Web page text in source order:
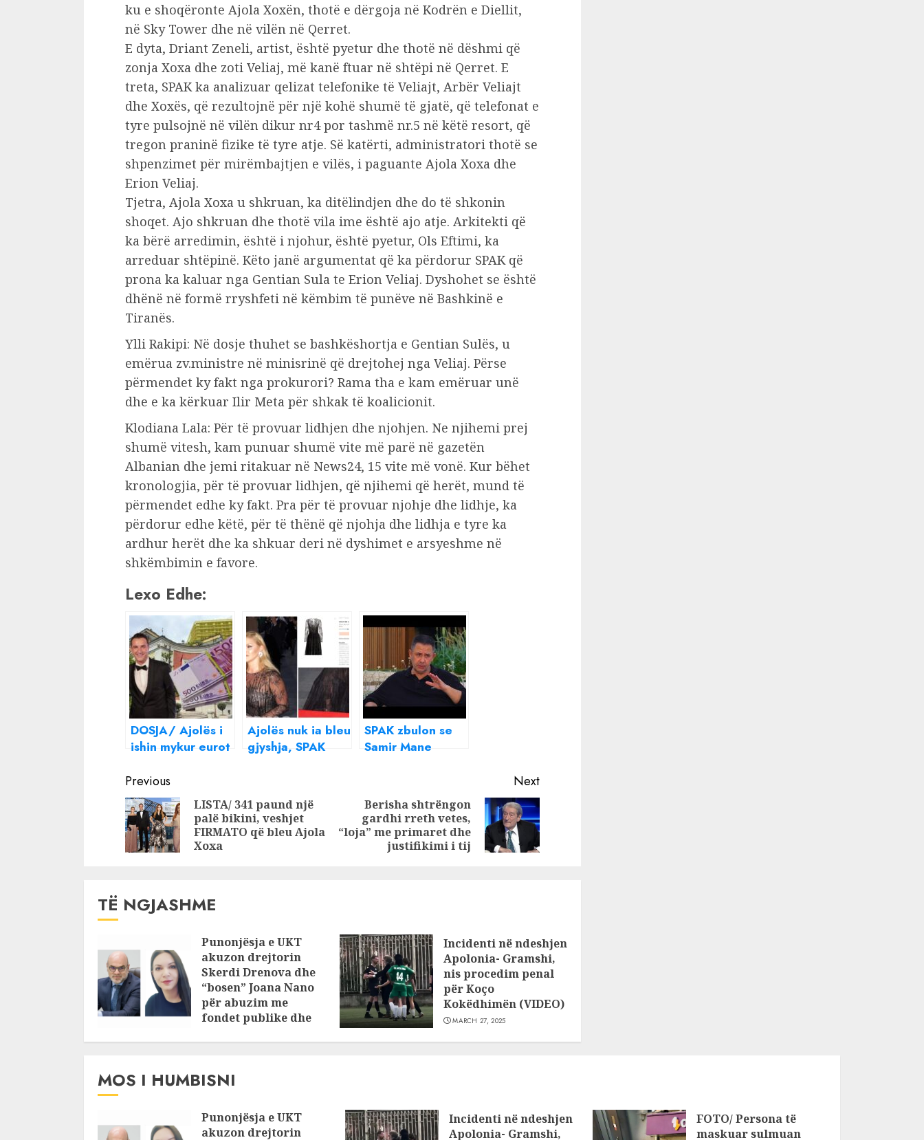
ku e shoqëronte Ajola Xoxën, thotë e dërgoja në Kodrën e Diellit,
në Sky Tower dhe në vilën në Qerret.
E dyta, Driant Zeneli, artist, është pyetur dhe thotë në dëshmi që
zonja Xoxa dhe zoti Veliaj, më kanë ftuar në shtëpi në Qerret. E
treta, SPAK ka analizuar qelizat telefonike të Veliajt, Arbër Veliajt
dhe Xoxës, që rezultojnë për një kohë shumë të gjatë, që telefonat e
tyre pulsojnë në vilën dikur nr4 por tashmë nr.5 në këtë resort, që
tregon praninë fizike të tyre atje. Së katërti, administratori thotë se
shpenzimet për mirëmbajtjen e vilës, i paguante Ajola Xoxa dhe
Erion Veliaj.
Tjetra, Ajola Xoxa u shkruan, ka ditëlindjen dhe do të shkonin
shoqet. Ajo shkruan dhe thotë vila ime është ajo atje. Arkitekti që
ka bërë arredimin, është i njohur, është pyetur, Ols Eftimi, ka
arreduar shtëpinë. Këto janë argumentat që ka përdorur SPAK që
prona ka kaluar nga Gentian Sula te Erion Veliaj. Dyshohet se është
dhënë në formë rryshfeti në këmbim të punëve në Bashkinë e
Tiranës.
Ylli Rakipi: Në dosje thuhet se bashkëshortja e Gentian Sulës, u
emërua zv.ministre në minisrinë që drejtohej nga Veliaj. Përse
përmendet ky fakt nga prokurori? Rama tha e kam emëruar unë
dhe e ka kërkuar Ilir Meta për shkak të koalicionit.
Klodiana Lala: Për të provuar lidhjen dhe njohjen. Ne njihemi prej
shumë vitesh, kam punuar shumë vite më parë në gazetën
Albanian dhe jemi ritakuar në News24, 15 vite më vonë. Kur bëhet
kronologjia, për të provuar lidhjen, që njihemi që herët, mund të
përmendet edhe ky fakt. Pra për të provuar njohje dhe lidhje, ka
përdorur edhe këtë, për të thënë që njohja dhe lidhja e tyre ka
ardhur herët dhe ka shkuar deri në dyshimet e arsyeshme në
shkëmbimin e favore.
Lexo Edhe:
DOSJA/ Ajolës i
ishin mykur eurot
Gent Sula i dha
Veliajt dy vila në
Qerret dhe një
ashensor privat
te Kodra e Diellit
Ajolës nuk ia bleu
gjyshja, SPAK
850 mijë euro
fustane dhe
bizhuteri
SPAK zbulon se
Samir Mane
Kryemadhi me
një vilë. I bleu
edhe vilën tjetër
në Qerret për
Continue
Reading
Previous
Previous
post:
LISTA/ 341 paund një
palë bikini, veshjet
FIRMATO që bleu Ajola
Xoxa
Next
post:
Berisha shtrëngon
gardhi rreth vetes,
“loja” me primaret dhe
justifikimi i tij
TË NGJASHME
Punonjësja e UKT
akuzon drejtorin
Skerdi Drenova dhe
“bosen” Joana Nano
për abuzim me
fondet publike dhe
Incidenti në ndeshjen
Apolonia- Gramshi,
nis procedim penal
për Koço
Kokëdhimën (VIDEO)
MARCH 27, 2025
MOS I HUMBISNI
Punonjësja e UKT
akuzon drejtorin
Incidenti në ndeshjen
Apolonia- Gramshi,
FOTO/ Persona të
maskuar sulmuan